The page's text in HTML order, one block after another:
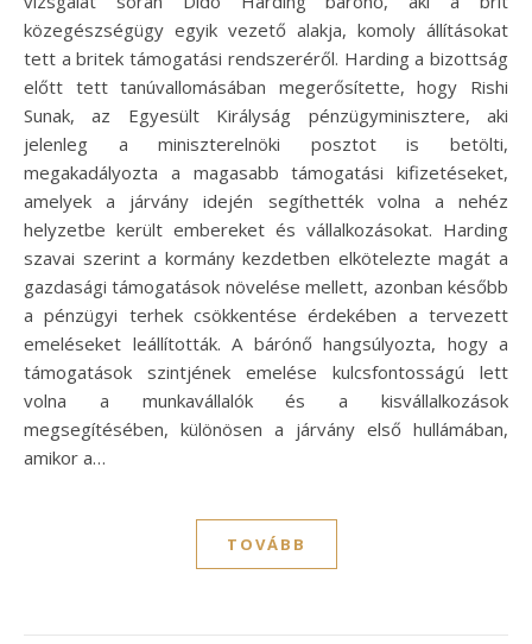
közegészségügy egyik vezető alakja, komoly állításokat
tett a britek támogatási rendszeréről. Harding a bizottság
előtt tett tanúvallomásában megerősítette, hogy Rishi
Sunak, az Egyesült Királyság pénzügyminisztere, aki
jelenleg a miniszterelnöki posztot is betölti,
megakadályozta a magasabb támogatási kifizetéseket,
amelyek a járvány idején segíthették volna a nehéz
helyzetbe került embereket és vállalkozásokat. Harding
szavai szerint a kormány kezdetben elkötelezte magát a
gazdasági támogatások növelése mellett, azonban később
a pénzügyi terhek csökkentése érdekében a tervezett
emeléseket leállították. A bárónő hangsúlyozta, hogy a
támogatások szintjének emelése kulcsfontosságú lett
volna a munkavállalók és a kisvállalkozások
megsegítésében, különösen a járvány első hullámában,
amikor a…
TOVÁBB